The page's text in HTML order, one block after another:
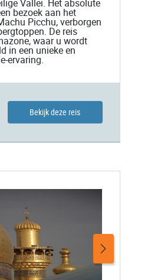
Vallei. Het absolute
bezoek aan het
Picchu, verborgen
De reis
waar u wordt
in een unieke en
ervaring.
Bekijk deze reis